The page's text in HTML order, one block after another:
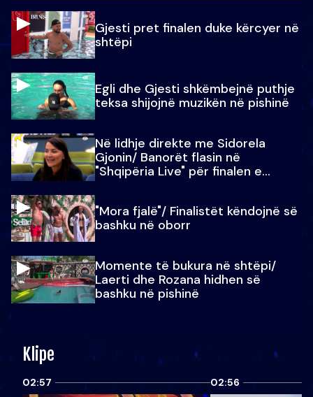
Gjesti pret finalen duke kërcyer në
shtëpi
Egli dhe Gjesti shkëmbejnë puthje
teksa shijojnë muzikën në pishinë
Në lidhje direkte me Sidorela
Gjonin/ Banorët flasin në
"Shqipëria Live" për finalen e
"Mora fjalë"/ Finalistët këndojnë së
bashku në oborr
Momente të bukura në shtëpi/
Laerti dhe Rozana hidhen së
bashku në pishinë
Klipe
02:57 02:56